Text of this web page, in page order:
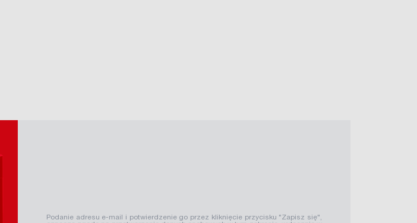
Podanie adresu e-mail i potwierdzenie go przez kliknięcie przycisku "Zapisz się",